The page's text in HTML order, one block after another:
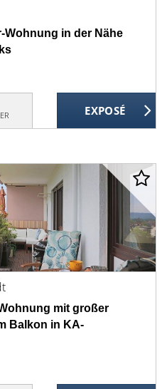
Wohnung in der Nähe
mit großer
Balkon in KA-